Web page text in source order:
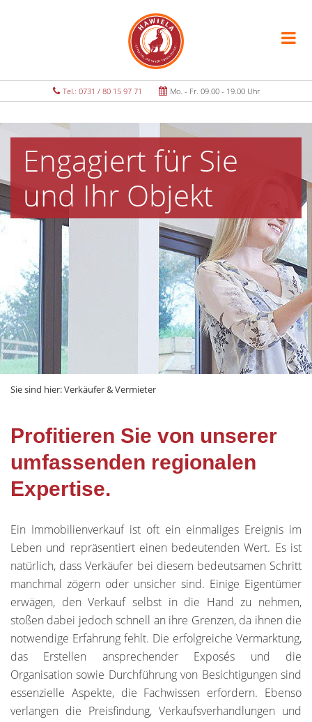
Tel.: 0731 / 80 15 97 71 Mo. - Fr. 09.00 - 19.00 Uhr
Engagiert für Sie
und Ihr Objekt
Sie sind hier:Verkäufer & Vermieter
Profitieren Sie von unserer
umfassenden regionalen
Expertise.
Ein Immobilienverkauf ist oft ein einmaliges Ereignis im
Leben und repräsentiert einen bedeutenden Wert. Es ist
natürlich, dass Verkäufer bei diesem bedeutsamen Schritt
manchmal zögern oder unsicher sind. Einige Eigentümer
erwägen, den Verkauf selbst in die Hand zu nehmen,
stoßen dabei jedoch schnell an ihre Grenzen, da ihnen die
notwendige Erfahrung fehlt. Die erfolgreiche Vermarktung,
das Erstellen ansprechender Exposés und die
Organisation sowie Durchführung von Besichtigungen sind
essenzielle Aspekte, die Fachwissen erfordern. Ebenso
verlangen die Preisfindung, Verkaufsverhandlungen und